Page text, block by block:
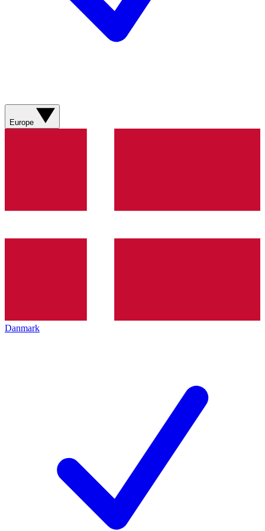
Europe
Danmark